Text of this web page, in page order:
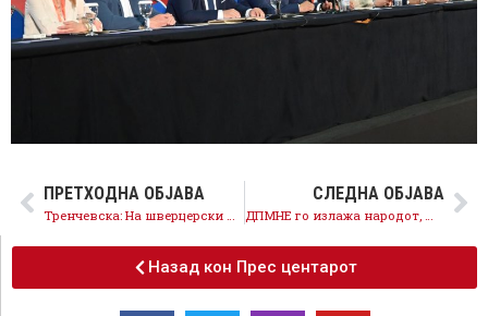
ПРЕТХОДНА ОБЈАВА
Тренчевска: На шверцерски начин за носи системски закон, се распарчува Министерството за труд и социјална политика
СЛЕДНА ОБЈАВА
ДПМНЕ го излажа народот, Митева и 77-те послушници на Мицкоски имаа можност да зборуваат ама молчеа
Назад кон Прес центарот